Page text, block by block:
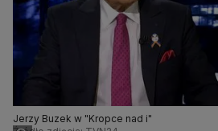
Jerzy Buzek w "Kropce nad i"